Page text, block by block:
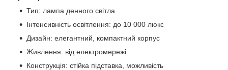
Тип: лампа денного світла
Інтенсивність освітлення: до 10 000 люкс
Дизайн: елегантний, компактний корпус
Живлення: від електромережі
Конструкція: стійка підставка, можливість